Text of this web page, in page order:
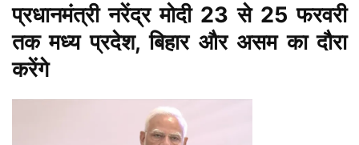
प्रधानमंत्री नरेंद्र मोदी 23 से 25 फरवरी
तक मध्य प्रदेश, बिहार और असम का दौरा
करेंगे